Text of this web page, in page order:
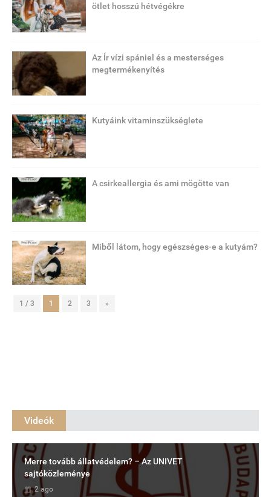
ötlet hosszú hétvégékre
Az Ír vízi spániel és a mesterséges
megtermékenyítés
Kutyáink vitaminszükséglete
A csirkeallergia és ami mögötte van
Miből látom, hogy egészséges-e a kutyám?
1 / 3 1 2 3 »
Videók
Merre tovább állatvédelem? – Az UNIVET
sajtóközleménye
2 ago